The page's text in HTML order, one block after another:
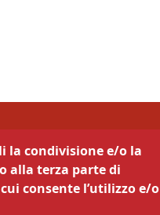
la condivisione e/o la
alla terza parte di
consente l’utilizzo e/o